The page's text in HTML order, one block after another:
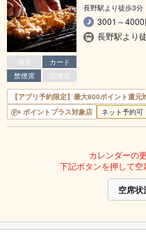
個室
カード
禁煙席
喫煙席
長野駅より徒歩3分
3001～4000
長野駅より
【アプリ予約限定】最大800ポイント還元
ポイントプラス対象店
ネット予約可
カレンダーの
下記ボタンを押して空
空席状